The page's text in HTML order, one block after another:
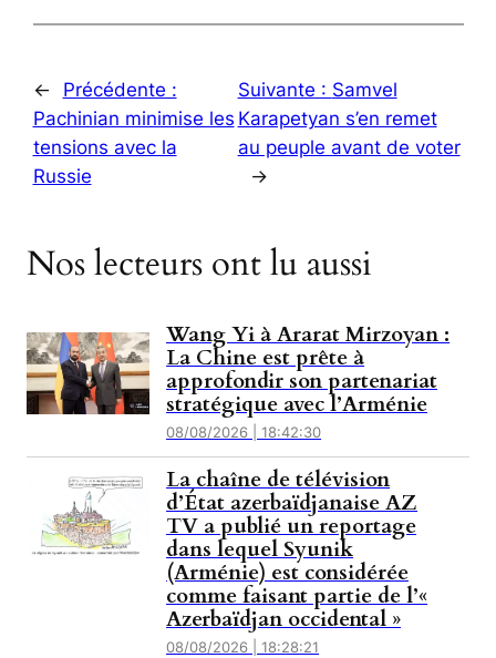
←
Précédente :
Pachinian minimise les
tensions avec la
Russie
Suivante : Samvel
Karapetyan s’en remet
au peuple avant de voter
→
Nos lecteurs ont lu aussi
Wang Yi à Ararat Mirzoyan :
La Chine est prête à
approfondir son partenariat
stratégique avec l’Arménie
08/08/2026 | 18:42:30
La chaîne de télévision
d’État azerbaïdjanaise AZ
TV a publié un reportage
dans lequel Syunik
(Arménie) est considérée
comme faisant partie de l’«
Azerbaïdjan occidental »
08/08/2026 | 18:28:21